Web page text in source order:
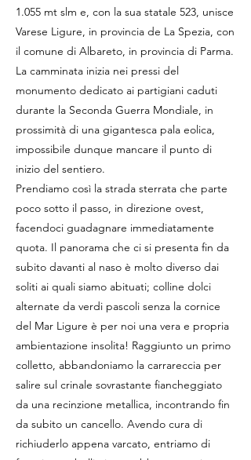
1.055 mt slm e, con la sua statale 523, unisce
Varese Ligure, in provincia de La Spezia, con
il comune di Albareto, in provincia di Parma.
La camminata inizia nei pressi del
monumento dedicato ai partigiani caduti
durante la Seconda Guerra Mondiale, in
prossimità di una gigantesca pala eolica,
impossibile dunque mancare il punto di
inizio del sentiero.
Prendiamo così la strada sterrata che parte
poco sotto il passo, in direzione ovest,
facendoci guadagnare immediatamente
quota. Il panorama che ci si presenta fin da
subito davanti al naso è molto diverso dai
soliti ai quali siamo abituati; colline dolci
alternate da verdi pascoli senza la cornice
del Mar Ligure è per noi una vera e propria
ambientazione insolita! Raggiunto un primo
colletto, abbandoniamo la carrareccia per
salire sul crinale sovrastante fiancheggiato
da una recinzione metallica, incontrando fin
da subito un cancello. Avendo cura di
richiuderlo appena varcato, entriamo di